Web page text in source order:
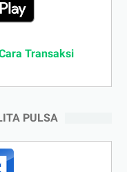
Transaksi
PULSA